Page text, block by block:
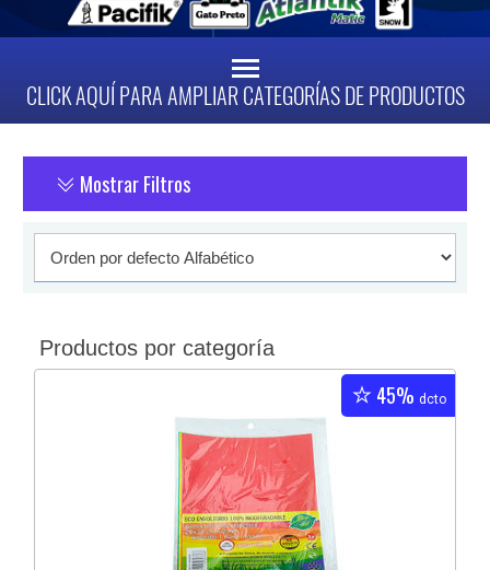
CLICK AQUÍ PARA AMPLIAR CATEGORÍAS DE PRODUCTOS
Mostrar Filtros
Productos por categoría
45% dcto